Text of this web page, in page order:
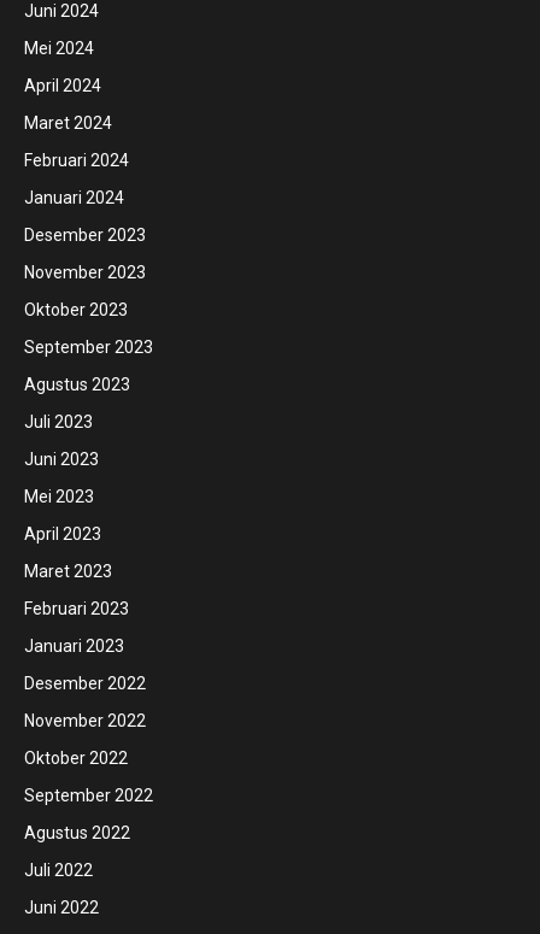
Juni 2024
Mei 2024
April 2024
Maret 2024
Februari 2024
Januari 2024
Desember 2023
November 2023
Oktober 2023
September 2023
Agustus 2023
Juli 2023
Juni 2023
Mei 2023
April 2023
Maret 2023
Februari 2023
Januari 2023
Desember 2022
November 2022
Oktober 2022
September 2022
Agustus 2022
Juli 2022
Juni 2022